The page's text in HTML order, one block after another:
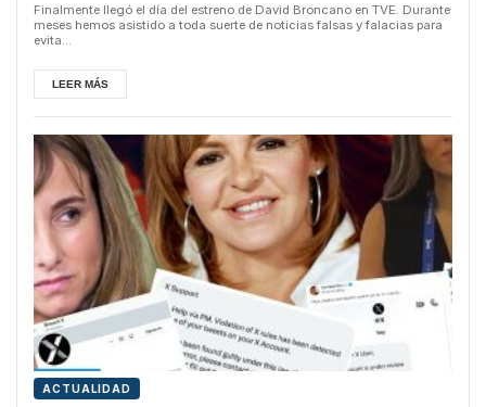
Finalmente llegó el día del estreno de David Broncano en TVE. Durante
meses hemos asistido a toda suerte de noticias falsas y falacias para
evita...
LEER MÁS
ACTUALIDAD